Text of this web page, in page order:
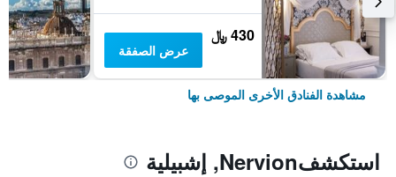
430 ﷼
عرض الصفقة
مشاهدة الفنادق الأخرى الموصى بها
استكشفNervion, إشبيلية